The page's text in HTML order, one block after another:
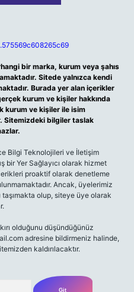
bir marka, kurum veya şahıs
Sitede yalnızca kendi
Burada yer alan içerikler
kurum ve kişiler hakkında
kurum ve kişiler ile isim
Sitemizdeki bilgiler taslak
Bilgi Teknolojileri ve İletişim
bir Yer Sağlayıcı olarak hizmet
proaktif olarak denetleme
Ancak, üyelerimiz
olup, siteye üye olarak
olduğunu düşündüğünüz
adresine bildirmeniz halinde,
kaldırılacaktır.